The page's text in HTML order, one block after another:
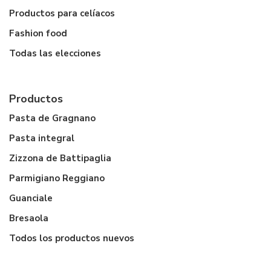
Productos para celíacos
Fashion food
Todas las elecciones
Productos
Pasta de Gragnano
Pasta integral
Zizzona de Battipaglia
Parmigiano Reggiano
Guanciale
Bresaola
Todos los productos nuevos